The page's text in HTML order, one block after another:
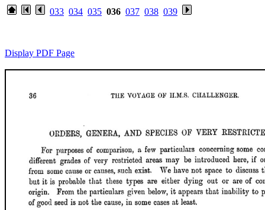
033 034 035 036 037 038 039
Display PDF Page